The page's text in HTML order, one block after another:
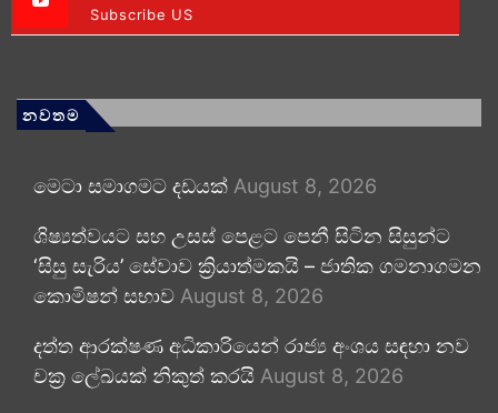
Subscribe US
නවතම
මෙටා සමාගමට දඩයක් August 8, 2026
ශිෂ්‍යත්වයට සහ උසස් පෙළට පෙනී සිටින සිසුන්ට
‘සිසු සැරිය’ සේවාව ක්‍රියාත්මකයි – ජාතික ගමනාගමන
කොමිෂන් සභාව August 8, 2026
දත්ත ආරක්ෂණ අධිකාරියෙන් රාජ්‍ය අංශය සඳහා නව
චක්‍ර ලේඛයක් නිකුත් කරයි August 8, 2026